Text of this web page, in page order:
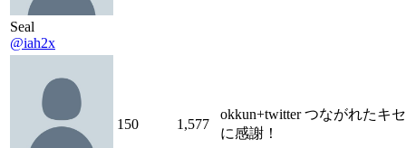
Seal
@iah2x
150 1,577
okkun+twitter つながれたキ
に感謝！